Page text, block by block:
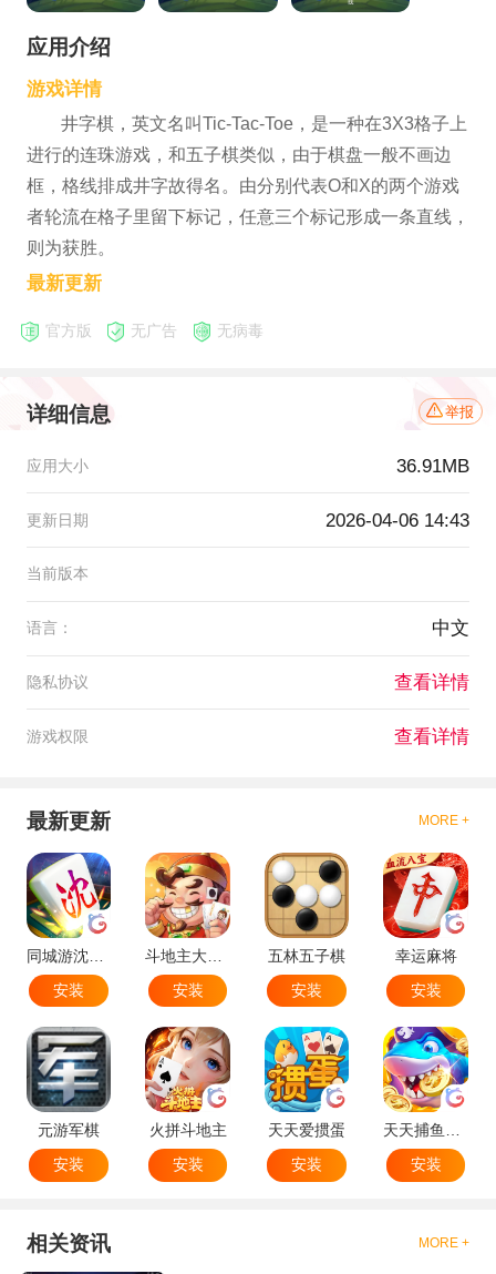
应用介绍
游戏详情
井字棋，英文名叫Tic-Tac-Toe，是一种在3X3格子上
进行的连珠游戏，和五子棋类似，由于棋盘一般不画边
框，格线排成井字故得名。由分别代表O和X的两个游戏
者轮流在格子里留下标记，任意三个标记形成一条直线，
则为获胜。
最新更新
官方版 无广告 无病毒
详细信息 举报
应用大小 36.91MB
更新日期 2026-04-06 14:43
当前版本
语言： 中文
隐私协议 查看详情
游戏权限 查看详情
最新更新 MORE +
同城游沈阳麻将
安装
安装
五林五子棋
安装
幸运麻将
安装
元游军棋
安装
火拼斗地主
安装
天天爱掼蛋
安装
安装
相关资讯 MORE +